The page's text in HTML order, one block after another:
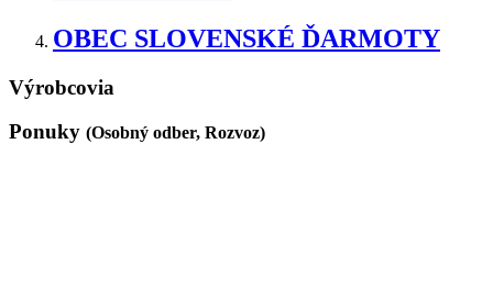
OBEC SLOVENSKÉ ĎARMOTY
Výrobcovia
Ponuky (Osobný odber, Rozvoz)